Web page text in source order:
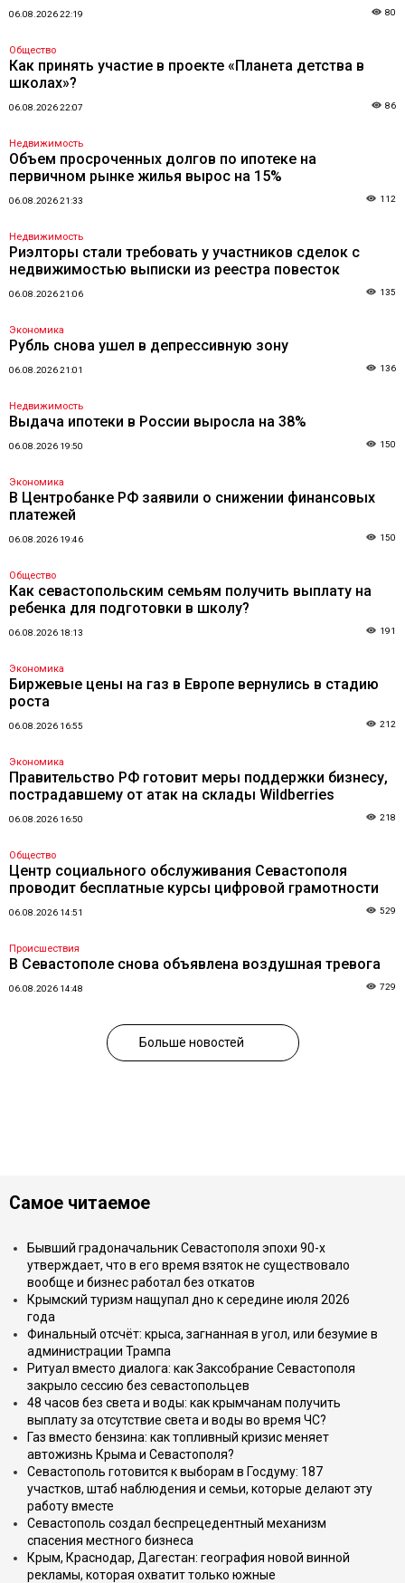
06.08.2026 22:19 80
Общество
Как принять участие в проекте «Планета детства в
школах»?
06.08.2026 22:07 86
Недвижимость
Объем просроченных долгов по ипотеке на
первичном рынке жилья вырос на 15%
06.08.2026 21:33 112
Недвижимость
Риэлторы стали требовать у участников сделок с
недвижимостью выписки из реестра повесток
06.08.2026 21:06 135
Экономика
Рубль снова ушел в депрессивную зону
06.08.2026 21:01 136
Недвижимость
Выдача ипотеки в России выросла на 38%
06.08.2026 19:50 150
Экономика
В Центробанке РФ заявили о снижении финансовых
платежей
06.08.2026 19:46 150
Общество
Как севастопольским семьям получить выплату на
ребенка для подготовки в школу?
06.08.2026 18:13 191
Экономика
Биржевые цены на газ в Европе вернулись в стадию
роста
06.08.2026 16:55 212
Экономика
Правительство РФ готовит меры поддержки бизнесу,
пострадавшему от атак на склады Wildberries
06.08.2026 16:50 218
Общество
Центр социального обслуживания Севастополя
проводит бесплатные курсы цифровой грамотности
06.08.2026 14:51 529
Происшествия
В Севастополе снова объявлена воздушная тревога
06.08.2026 14:48 729
Больше новостей
Самое читаемое
Бывший градоначальник Севастополя эпохи 90-х
утверждает, что в его время взяток не существовало
вообще и бизнес работал без откатов
Крымский туризм нащупал дно к середине июля 2026
года
Финальный отсчёт: крыса, загнанная в угол, или безумие в
администрации Трампа
Ритуал вместо диалога: как Заксобрание Севастополя
закрыло сессию без севастопольцев
48 часов без света и воды: как крымчанам получить
выплату за отсутствие света и воды во время ЧС?
Газ вместо бензина: как топливный кризис меняет
автожизнь Крыма и Севастополя?
Севастополь готовится к выборам в Госдуму: 187
участков, штаб наблюдения и семьи, которые делают эту
работу вместе
Севастополь создал беспрецедентный механизм
спасения местного бизнеса
Крым, Краснодар, Дагестан: география новой винной
рекламы, которая охватит только южные